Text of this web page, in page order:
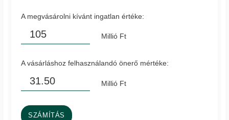
A megvásárolni kívánt ingatlan értéke:
Millió Ft
A vásárláshoz felhasználandó önerő mértéke:
Millió Ft
SZÁMÍTÁS